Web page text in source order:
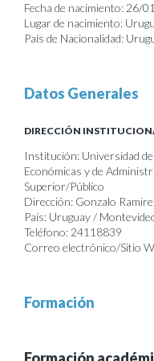
Fecha de nacimiento: 26/
Lugar de nacimiento:
País de Nacionalidad:
Datos Generales
DIRECCIÓN
Institución: Universidad
Económicas y de
Superior/Público
Dirección: Gonzalo
País: Uruguay /
Teléfono: 24118839
Correo electrónico/Sitio
Formación